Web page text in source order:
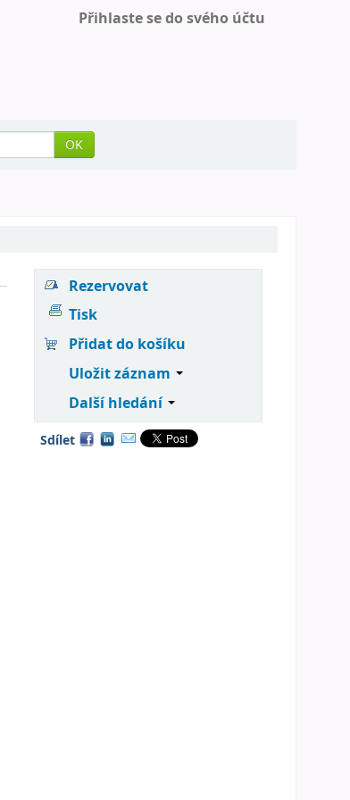
Přihlaste se do svého účtu
OK
Rezervovat
Tisk
Přidat do košíku
Uložit záznam
Další hledání
Sdílet